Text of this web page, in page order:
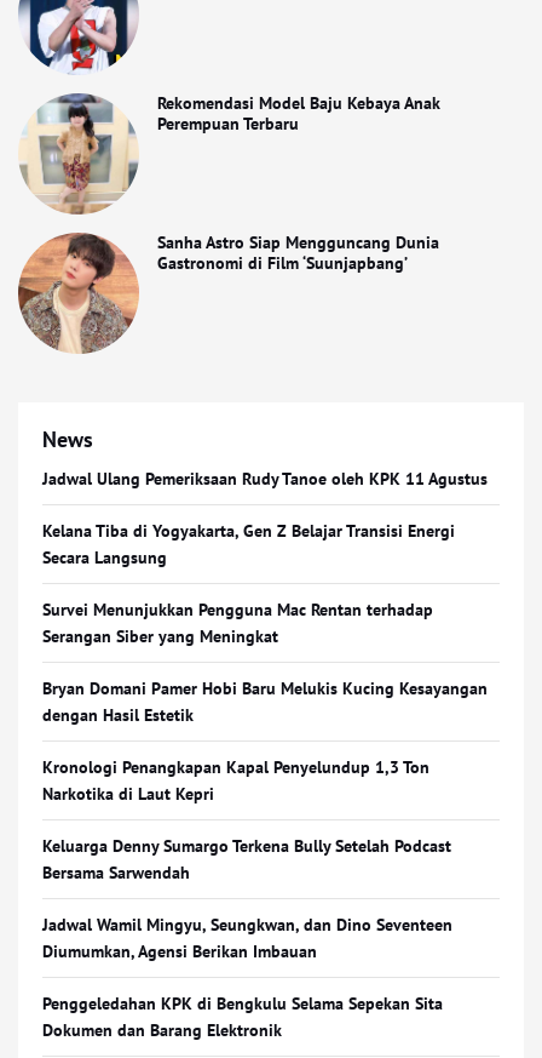
Rekomendasi Model Baju Kebaya Anak
Perempuan Terbaru
Sanha Astro Siap Mengguncang Dunia
Gastronomi di Film ‘Suunjapbang’
News
Jadwal Ulang Pemeriksaan Rudy Tanoe oleh KPK 11 Agustus
Kelana Tiba di Yogyakarta, Gen Z Belajar Transisi Energi
Secara Langsung
Survei Menunjukkan Pengguna Mac Rentan terhadap
Serangan Siber yang Meningkat
Bryan Domani Pamer Hobi Baru Melukis Kucing Kesayangan
dengan Hasil Estetik
Kronologi Penangkapan Kapal Penyelundup 1,3 Ton
Narkotika di Laut Kepri
Keluarga Denny Sumargo Terkena Bully Setelah Podcast
Bersama Sarwendah
Jadwal Wamil Mingyu, Seungkwan, dan Dino Seventeen
Diumumkan, Agensi Berikan Imbauan
Penggeledahan KPK di Bengkulu Selama Sepekan Sita
Dokumen dan Barang Elektronik